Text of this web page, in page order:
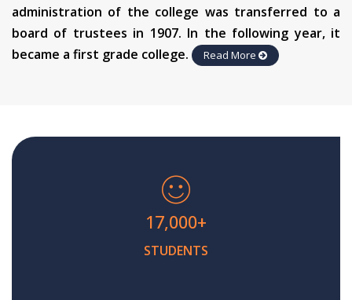
administration of the college was transferred to a
board of trustees in 1907. In the following year, it
became a first grade college.
Read More
17,000+
STUDENTS